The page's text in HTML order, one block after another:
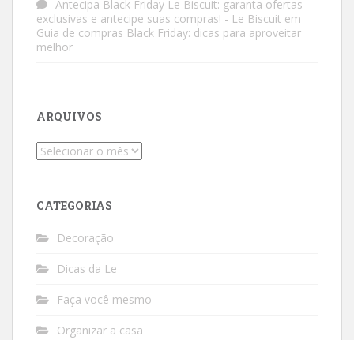
Antecipa Black Friday Le Biscuit: garanta ofertas
exclusivas e antecipe suas compras! - Le Biscuit em
Guia de compras Black Friday: dicas para aproveitar
melhor
ARQUIVOS
Arquivos
CATEGORIAS
Decoração
Dicas da Le
Faça você mesmo
Organizar a casa